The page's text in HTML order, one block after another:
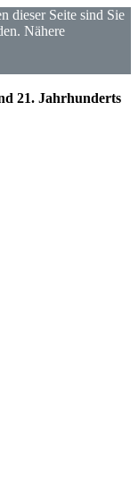
dieser Seite sind Sie
Nähere
21. Jahrhunderts